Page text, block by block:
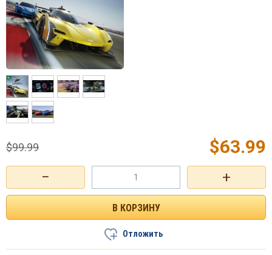
+
−
$63.99
$99.99
Отложить